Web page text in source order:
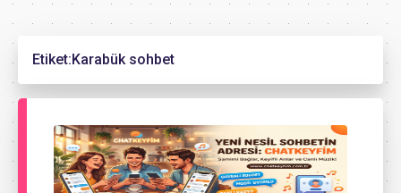
Etiket:Karabük sohbet